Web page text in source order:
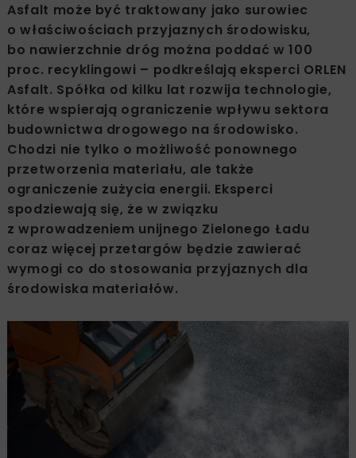
Asfalt może być traktowany jako surowiec
o właściwościach przyjaznych środowisku,
bo nawierzchnie dróg można poddać w 100
proc. recyklingowi – podkreślają eksperci ORLEN
Asfalt. Spółka od kilku lat rozwija technologie,
które wspierają ograniczenie wpływu sektora
budownictwa drogowego na środowisko.
Chodzi nie tylko o możliwość ponownego
przetworzenia materiału, ale także
ograniczenie zużycia energii. Eksperci
spodziewają się, że w związku
z wprowadzeniem unijnego Zielonego Ładu
coraz więcej przetargów będzie zawierać
wymogi co do stosowania przyjaznych dla
środowiska materiałów.